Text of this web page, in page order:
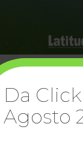
crecer?
Da
Agosto